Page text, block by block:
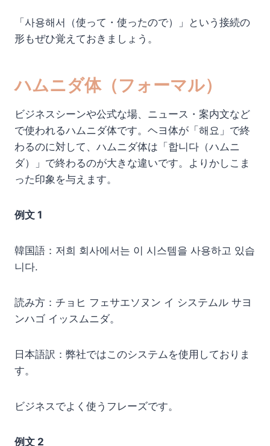
「사용해서（使って・使ったので）」という接続の
形もぜひ覚えておきましょう。
ハムニダ体（フォーマル）
ビジネスシーンや公式な場、ニュース・案内文など
で使われるハムニダ体です。ヘヨ体が「해요」で終
わるのに対して、ハムニダ体は「합니다（ハムニ
ダ）」で終わるのが大きな違いです。よりかしこま
った印象を与えます。
例文 1
韓国語：저희 회사에서는 이 시스템을 사용하고 있습
니다.
読み方：チョヒ フェサエソヌン イ システムル サヨ
ンハゴ イッスムニダ。
日本語訳：弊社ではこのシステムを使用しておりま
す。
ビジネスでよく使うフレーズです。
例文 2